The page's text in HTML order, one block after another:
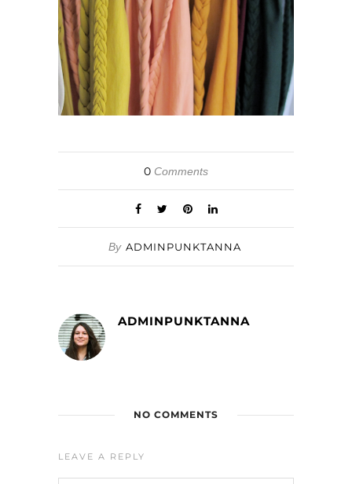
0 Comments
By ADMINPUNKTANNA
ADMINPUNKTANNA
NO COMMENTS
LEAVE A REPLY